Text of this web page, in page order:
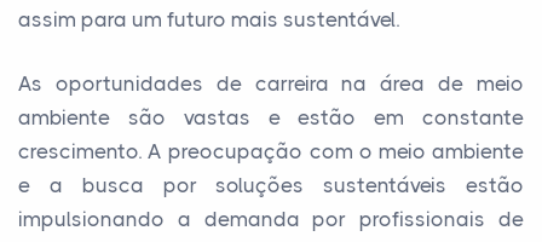
assim para um futuro mais sustentável.
As oportunidades de carreira na área de meio
ambiente são vastas e estão em constante
crescimento. A preocupação com o meio ambiente
e a busca por soluções sustentáveis estão
impulsionando a demanda por profissionais de